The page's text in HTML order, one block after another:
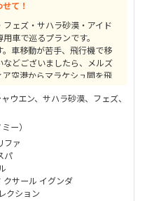
て！
ェズ・サハラ砂漠・アイド
車で巡るプランです。
車移動が苦手、飛行機で移
どございましたら、メルズ
空港からマラケシュ間を飛
ウエン、サハラ砂漠、フェズ、
ー）
ファ
パ
クサール イグンダ
クション